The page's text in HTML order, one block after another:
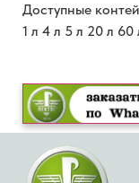
Доступные
1 л 4 л 5 л 20 л 60